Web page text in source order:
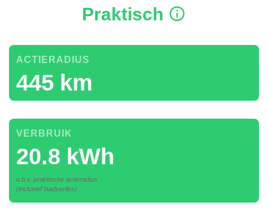
Praktisch
445 km
ACTIERADIUS
20.8 kWh
VERBRUIK
o.b.v. praktische actieradius
(inclusief laadverlies)